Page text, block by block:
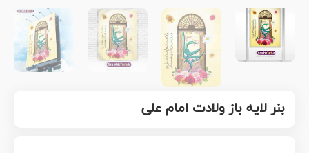
بنر لایه باز ولادت امام علی